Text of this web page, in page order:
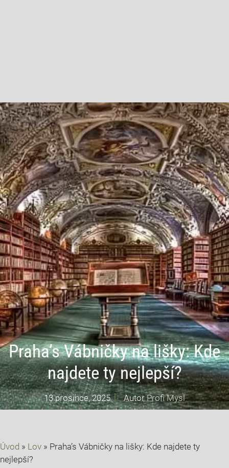
Praha’s Vábničky na lišky: Kde
najdete ty nejlepší?
13 prosince, 2025 AutorProfi Mysl
Úvod » Lov » Praha’s Vábničky na lišky: Kde najdete ty
nejlepší?